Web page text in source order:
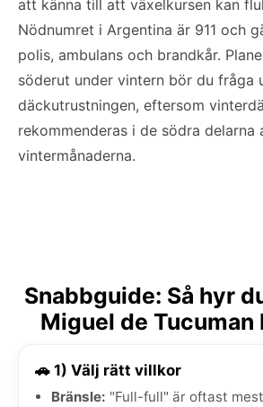
att känna till att växelkursen kan
Nödnumret i Argentina är 911 och
polis, ambulans och brandkår.
söderut under vintern bör du fråga
däckutrustningen, eftersom
rekommenderas i de södra delarna
vintermånaderna.
Snabbguide: Så hyr
Miguel de
🚗 1) Välj rätt villkor
Bränsle: "Full-full" är oftast